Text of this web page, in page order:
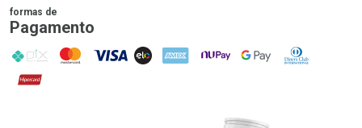
formas de
Pagamento
PIX MasterCard
VISA ELO AMEX NuPay Google PayDiners Club
Hipercard